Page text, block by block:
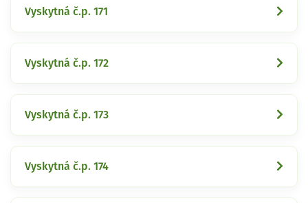
Vyskytná č.p. 171
Vyskytná č.p. 172
Vyskytná č.p. 173
Vyskytná č.p. 174